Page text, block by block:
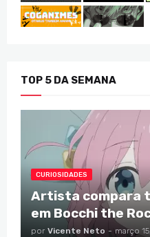
TOP 5 DA SEMANA
CURIOSIDADES
Artista compara
em Bocchi the
por Vicente Neto - março